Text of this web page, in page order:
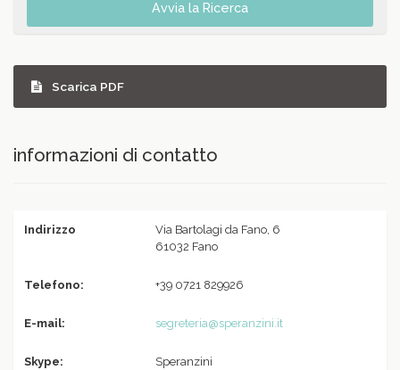
Avvia la Ricerca
Scarica PDF
informazioni di contatto
Indirizzo
Via Bartolagi da Fano, 6
61032 Fano
Telefono: +39 0721 829926
E-mail: segreteria@speranzini.it
Skype: Speranzini